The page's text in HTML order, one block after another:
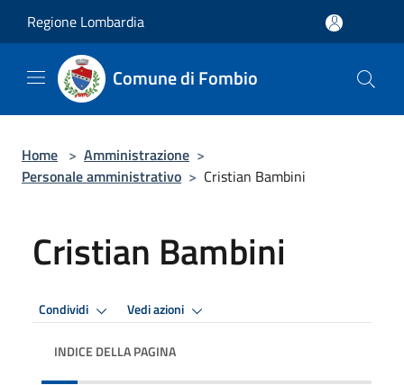
Regione Lombardia
Comune di Fombio
Home > Amministrazione >
Personale amministrativo > Cristian Bambini
Cristian Bambini
Condividi Vedi azioni
INDICE DELLA PAGINA